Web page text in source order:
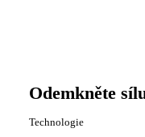
Odemkněte
Technologie